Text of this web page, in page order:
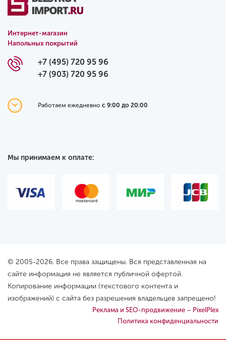
Интернет-магазин
Напольных покрытий
+7 (495) 720 95 96
+7 (903) 720 95 96
Работаем ежедневно с 9:00 до 20:00
Мы принимаем к оплате:
© 2005-2026. Все права защищены. Вся представленная на
сайте информация не является публичной офертой.
Копирование информации (текстового контента и
изображений) с сайта без разрешения владельцев запрещено!
Реклама и SEO-продвижение – PixelPlex
Политика конфиденциальности